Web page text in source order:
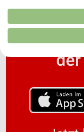
Noch
Kombinationen von Daten
Verbesserung der
von Inhalten.
Daten können außerhalb
USA gesendet werden.
Website/App.
Wir nutzen Ihre Daten für
IAB-Verarbeitungszwecke:
Speichern von